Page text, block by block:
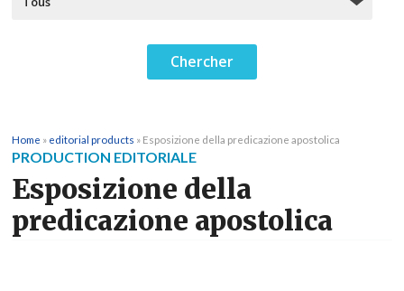
Home » editorial products » Esposizione della predicazione apostolica
PRODUCTION EDITORIALE
Esposizione della
predicazione apostolica